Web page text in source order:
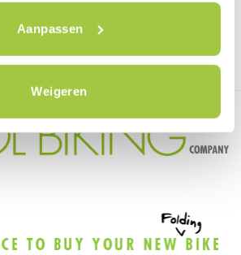
Aanpassen
Weigeren